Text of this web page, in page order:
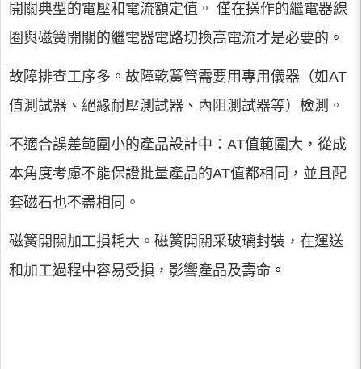
開關典型的電壓和電流額定值。 僅在操作的繼電器線
圈與磁簧開關的繼電器電路切換高電流才是必要的。
故障排查工序多。故障乾簧管需要用專用儀器（如AT
值測試器、絕緣耐壓測試器、內阻測試器等）檢測。
不適合誤差範圍小的產品設計中：AT值範圍大，從成
本角度考慮不能保證批量產品的AT值都相同，並且配
套磁石也不盡相同。
磁簧開關加工損耗大。磁簧開關采玻璃封裝，在運送
和加工過程中容易受損，影響產品及壽命。